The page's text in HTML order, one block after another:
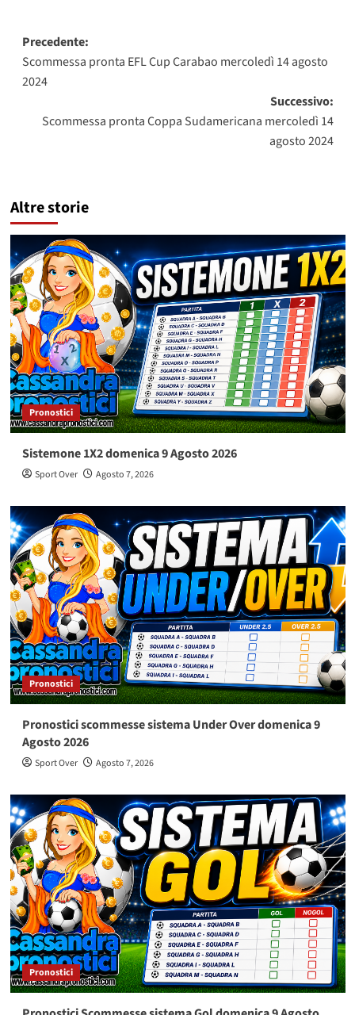
Navigazione
articolo
Precedente:
Scommessa pronta EFL Cup Carabao mercoledì 14 agosto
2024
Successivo:
Scommessa pronta Coppa Sudamericana mercoledì 14
agosto 2024
Altre storie
Pronostici
Sistemone 1X2 domenica 9 Agosto 2026
Sport Over Agosto 7, 2026
Pronostici
Pronostici scommesse sistema Under Over domenica 9
Agosto 2026
Sport Over Agosto 7, 2026
Pronostici